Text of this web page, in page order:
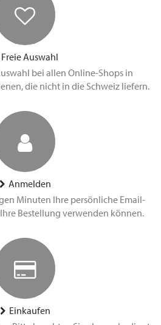
Freie Auswahl
bei allen Online-Shops in
die nicht in die Schweiz liefern.
Anmelden
Minuten Ihre persönliche Email-
Bestellung verwenden können.
Einkaufen